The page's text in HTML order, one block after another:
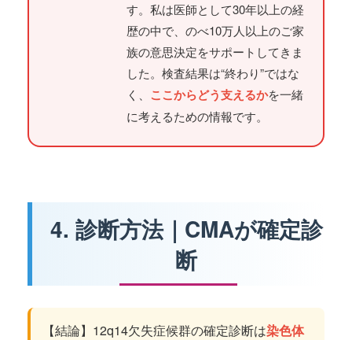
す。私は医師として30年以上の経
歴の中で、のべ10万人以上のご家
族の意思決定をサポートしてきま
した。検査結果は“終わり”ではな
く、 ここからどう支えるかを一緒
に考えるための情報です。
4. 診断方法｜CMAが確定診
断
【結論】12q14欠失症候群の確定診断は染色体